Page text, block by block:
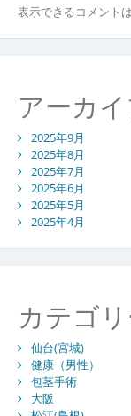
表示できるコメント
アーカ
2025年9月
2025年8月
2025年7月
2025年6月
2025年5月
2025年4月
カテゴ
仙台(宮城)
健康（男性）
包茎手術
大阪